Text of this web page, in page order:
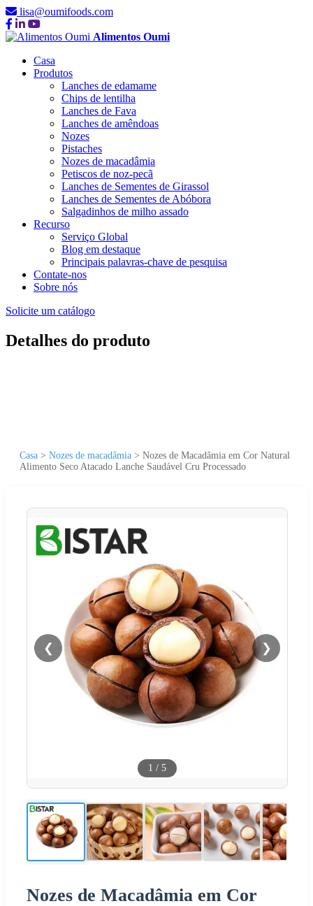
lisa@oumifoods.com
Alimentos Oumi
Casa
Produtos
Lanches de edamame
Chips de lentilha
Lanches de Fava
Lanches de amêndoas
Nozes
Pistaches
Nozes de macadâmia
Petiscos de noz-pecã
Lanches de Sementes de Girassol
Lanches de Sementes de Abóbora
Salgadinhos de milho assado
Recurso
Serviço Global
Blog em destaque
Principais palavras-chave de pesquisa
Contate-nos
Sobre nós
Solicite um catálogo
Detalhes do produto
Casa > Nozes de macadâmia > Nozes de Macadâmia em Cor Natural
Alimento Seco Atacado Lanche Saudável Cru Processado
❮ ❯
1 / 5
Nozes de Macadâmia em Cor